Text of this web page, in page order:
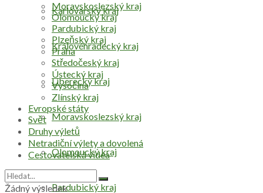
Karlovarský kraj
Královéhradecký kraj
Liberecký kraj
Moravskoslezský kraj
Olomoucký kraj
Pardubický kraj
Moravskoslezský kraj
Olomoucký kraj
Pardubický kraj
Plzeňský kraj
Praha
Středočeský kraj
Ústecký kraj
Vysočina
Zlínský kraj
Evropské státy
Svět
Druhy výletů
Netradiční výlety a dovolená
Cestovatelská videa
Žádný výsledek